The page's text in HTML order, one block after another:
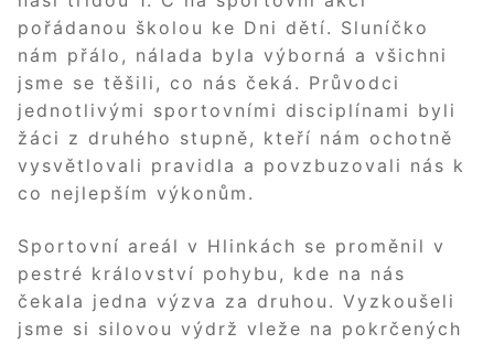
pořádanou školou ke Dni dětí. Sluníčko
nám přálo, nálada byla výborná a všichni
jsme se těšili, co nás čeká. Průvodci
jednotlivými sportovními disciplínami byli
žáci z druhého stupně, kteří nám ochotně
vysvětlovali pravidla a povzbuzovali nás k
co nejlepším výkonům.
Sportovní areál v Hlinkách se proměnil v
pestré království pohybu, kde na nás
čekala jedna výzva za druhou. Vyzkoušeli
jsme si silovou výdrž vleže na pokrčených